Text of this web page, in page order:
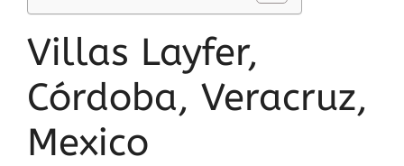
Villas Layfer,
Córdoba, Veracruz,
Mexico